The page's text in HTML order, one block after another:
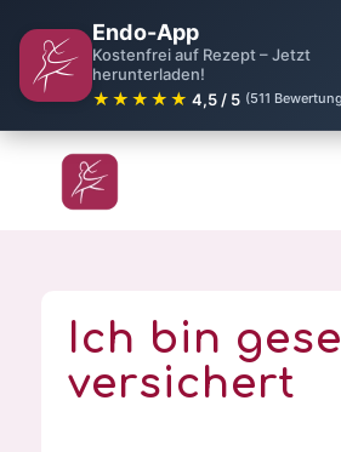
Endo-App
Kostenfrei auf Rezept – Jetzt
herunterladen!
★★★★★ 4,5 / 5 (511
Ich bin
versichert